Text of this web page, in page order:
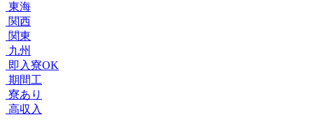
東海
関西
関東
九州
即入寮OK
期間工
寮あり
高収入